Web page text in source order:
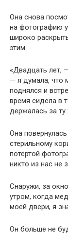
Она снова
на фотографию
широко
этим.
«Двадцать лет,
— я думала, что
поднялся и
время сидела в
держалась за
Она
стерильному
потёртой
никто из нас не
Снаружи, за
утром, когда
моей двери, я
Он больше не